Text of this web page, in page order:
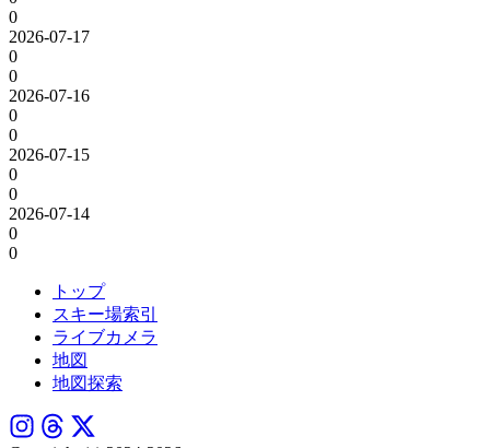
0
2026-07-17
0
0
2026-07-16
0
0
2026-07-15
0
0
2026-07-14
0
0
トップ
スキー場索引
ライブカメラ
地図
地図探索